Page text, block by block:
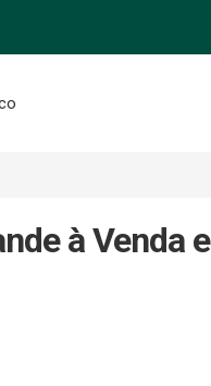
à Venda